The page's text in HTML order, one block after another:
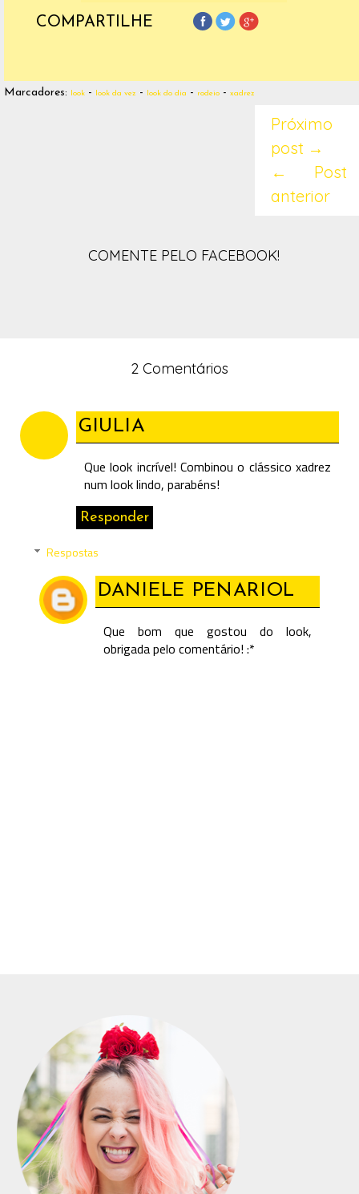
COMPARTILHE
Marcadores: look - look da vez - look do dia - rodeio - xadrez
Próximo
post →
← Post
anterior
COMENTE PELO FACEBOOK!
2 Comentários
GIULIA
Que look incrível! Combinou o clássico xadrez
num look lindo, parabéns!
Responder
Respostas
DANIELE PENARIOL
Que bom que gostou do look,
obrigada pelo comentário! :*